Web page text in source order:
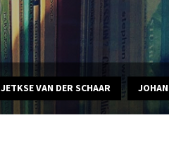
JETKSE VAN DER SCHAAR